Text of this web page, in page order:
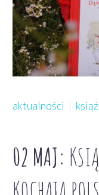
aktualności
02 MAJ: